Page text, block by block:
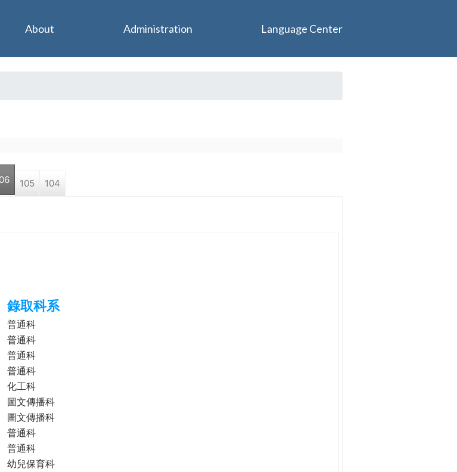
105 104
錄取科系
普通科
普通科
普通科
普通科
化工科
圖文傳播科
圖文傳播科
普通科
普通科
幼兒保育科
About Administration Language Center